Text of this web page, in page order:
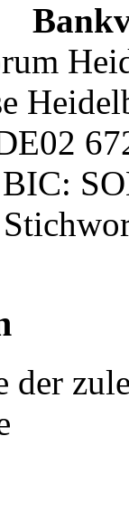
BIC:
der